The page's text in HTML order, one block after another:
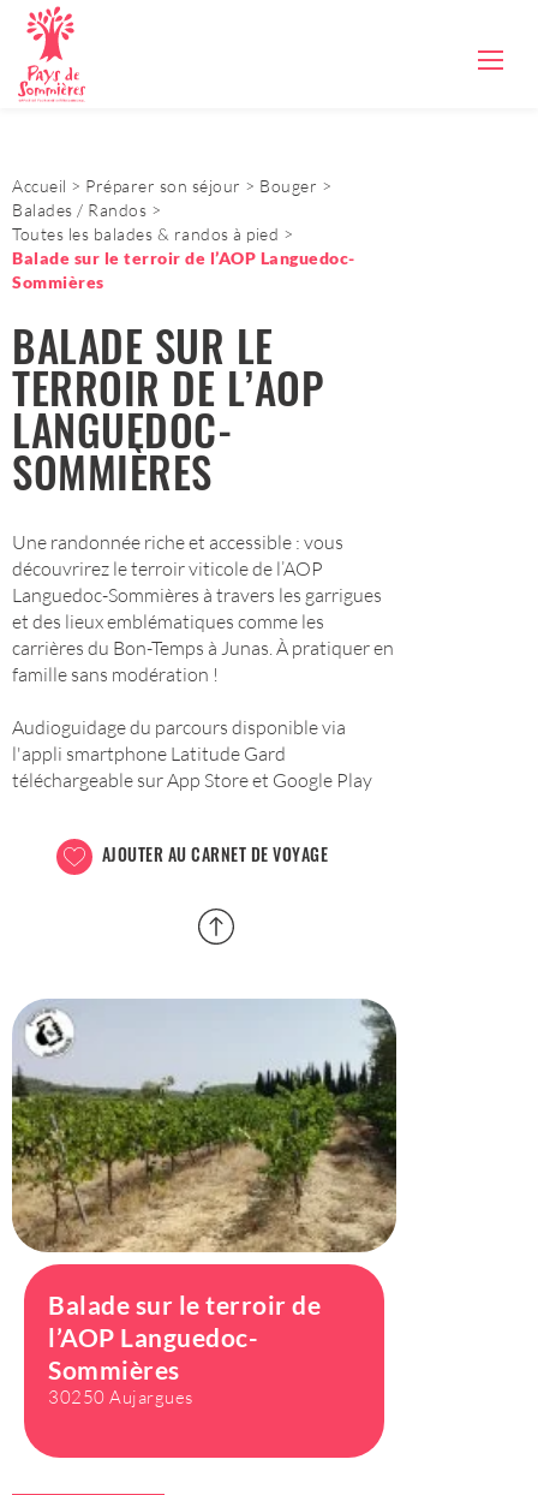
Accueil Préparer son séjour
Bouger
Balades / Randos
Toutes les balades & randos à pied
Balade sur le terroir de l’AOP Languedoc-
Sommières
BALADE SUR LE
TERROIR DE L’AOP
LANGUEDOC-
SOMMIÈRES
Une randonnée riche et accessible : vous
découvrirez le terroir viticole de l’AOP
Languedoc-Sommières à travers les garrigues
et des lieux emblématiques comme les
carrières du Bon-Temps à Junas. À pratiquer en
famille sans modération !
Audioguidage du parcours disponible via
l'appli smartphone Latitude Gard
téléchargeable sur App Store et Google Play
AJOUTER AU CARNET DE VOYAGE
Balade sur le terroir de
l’AOP Languedoc-
Sommières
30250 Aujargues